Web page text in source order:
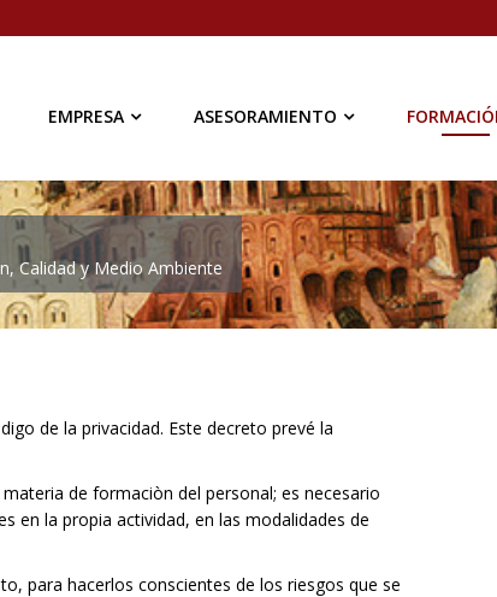
EMPRESA ASESORAMIENTO
Calidad y Medio Ambiente
de la privacidad. Este decreto prevé la
de formaciòn del personal; es necesario
en la propia actividad, en las modalidades de
para hacerlos conscientes de los riesgos que se